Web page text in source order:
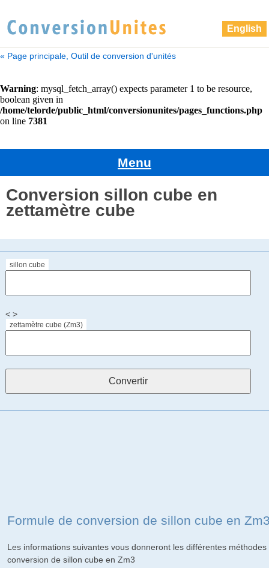
English
« Page principale, Outil de conversion d'unités
Menu
Conversion sillon cube en
zettamètre cube
sillon cube
< >
zettamètre cube (Zm3)
Formule de conversion de sillon cube en
Les informations suivantes vous donneront les différentes
conversion de sillon cube en Zm3